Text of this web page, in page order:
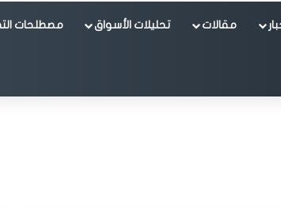
مقالات تحليلات الأسواق مصطلحات